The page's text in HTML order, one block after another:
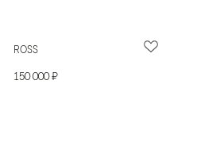
ROSS
150 000 ₽